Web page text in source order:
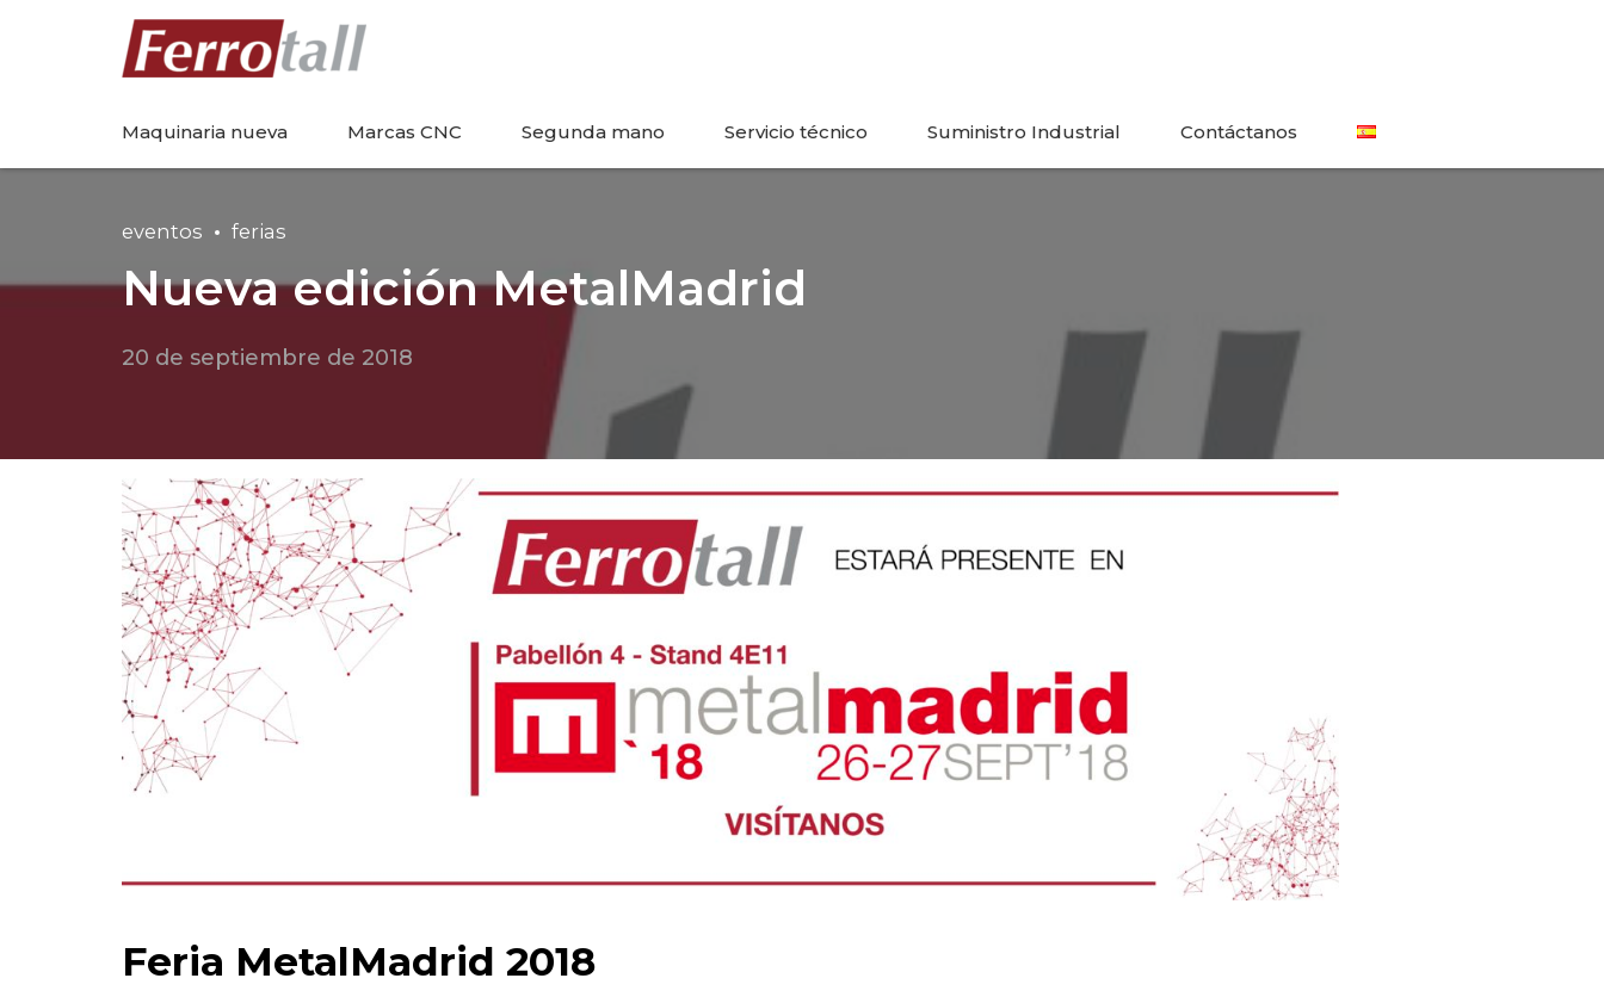
Maquinaria nueva Marcas CNC Segunda mano Servicio técnico Suministro Industrial Contáctanos
eventos ferias
Nueva edición MetalMadrid
20 de septiembre de 2018
Feria MetalMadrid 2018